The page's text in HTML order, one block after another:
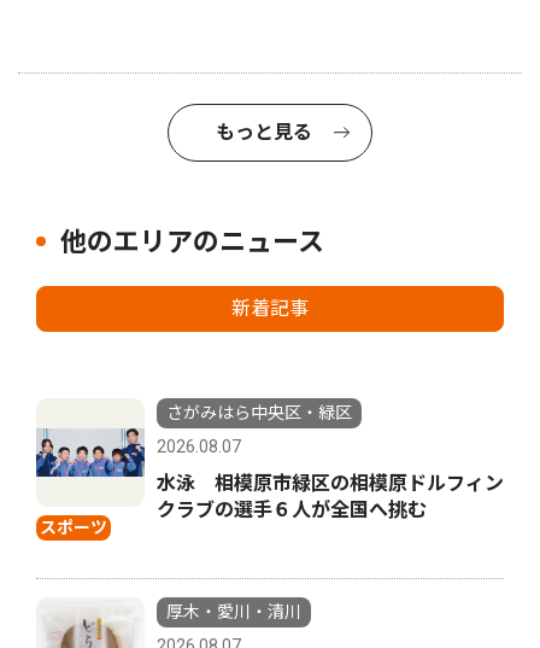
もっと見る
他のエリアのニュース
新着記事
スポーツ
さがみはら中央区・緑区
2026.08.07
水泳 相模原市緑区の相模原ドルフィン
クラブの選手６人が全国へ挑む
厚木・愛川・清川